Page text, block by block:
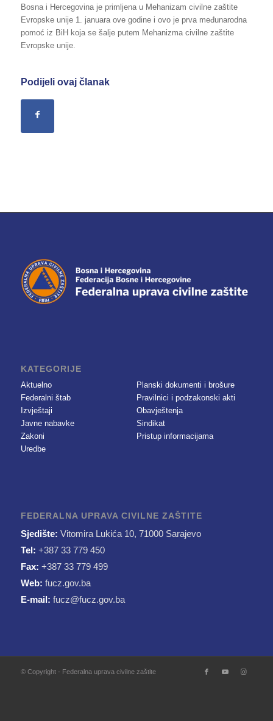
Bosna i Hercegovina je primljena u Mehanizam civilne zaštite
Evropske unije 1. januara ove godine i ovo je prva međunarodna
pomoć iz BiH koja se šalje putem Mehanizma civilne zaštite
Evropske unije.
Podijeli ovaj članak
KATEGORIJE
Aktuelno
Federalni štab
Izvještaji
Javne nabavke
Zakoni
Uredbe
Planski dokumenti i brošure
Pravilnici i podzakonski akti
Obavještenja
Sindikat
Pristup informacijama
FEDERALNA UPRAVA CIVILNE ZAŠTITE
Sjedište: Vitomira Lukića 10, 71000 Sarajevo
Tel: +387 33 779 450
Fax: +387 33 779 499
Web: fucz.gov.ba
E-mail: fucz@fucz.gov.ba
© Copyright - Federalna uprava civilne zaštite